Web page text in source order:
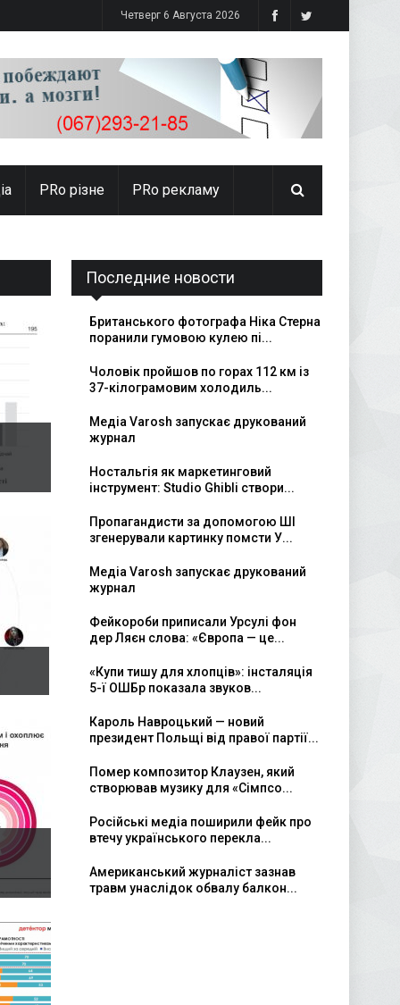
Четверг 6 Августа 2026
PRо різне PRo рекламу
Последние новости
Британського фотографа Ніка Стерна
поранили гумовою кулею пі...
Чоловік пройшов по горах 112 км із
37-кілограмовим холодиль...
Медіа Varosh запускає друкований
журнал
Ностальгія як маркетинговий
інструмент: Studio Ghibli створи...
Пропагандисти за допомогою ШІ
згенерували картинку помсти У...
Медіа Varosh запускає друкований
журнал
Фейкороби приписали Урсулі фон
дер Ляєн слова: «Європа — це...
«Купи тишу для хлопців»: інсталяція
5-ї ОШБр показала звуков...
Кароль Навроцький — новий
президент Польщі від правої партії...
Помер композитор Клаузен, який
створював музику для «Сімпсо...
Російські медіа поширили фейк про
втечу українського перекла...
Американський журналіст зазнав
травм унаслідок обвалу балкон...